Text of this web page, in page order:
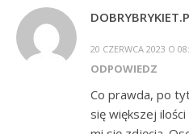
20 CZERWCA 2023 O
ODPOWIEDZ
Co prawda, po
się większej